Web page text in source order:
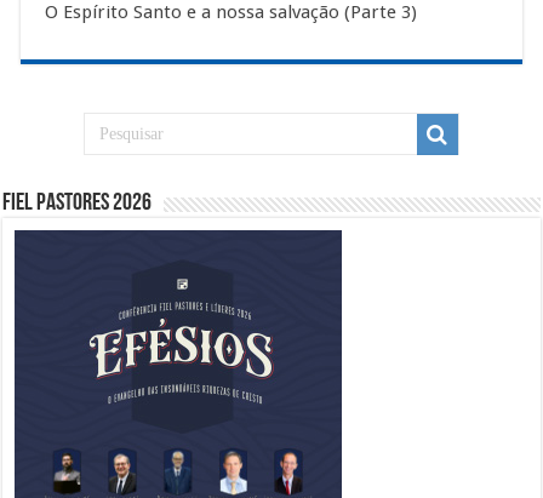
O Espírito Santo e a nossa salvação (Parte 3)
Fiel Pastores 2026